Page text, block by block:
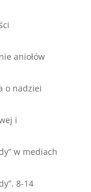
aniołów
o nadziei
i
w mediach
8-14